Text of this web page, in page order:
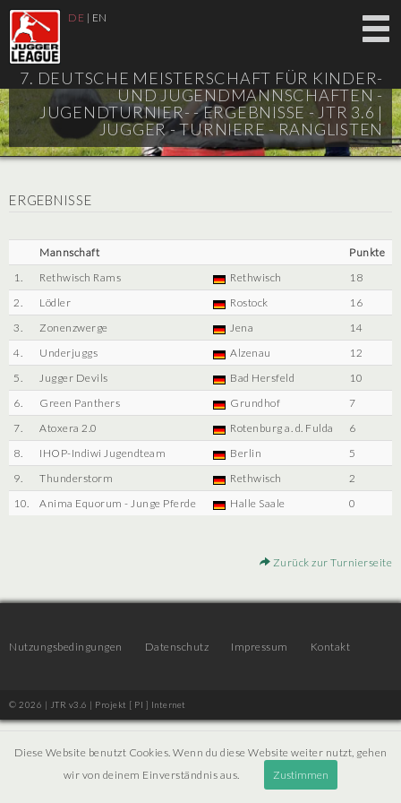
DE | EN
7. DEUTSCHE MEISTERSCHAFT FÜR KINDER-
UND JUGENDMANNSCHAFTEN -
JUGENDTURNIER- - ERGEBNISSE - JTR 3.6 |
JUGGER - TURNIERE - RANGLISTEN
ERGEBNISSE
Mannschaft
Punkte
1.
Rethwisch Rams Rethwisch
18
2.
Lödler Rostock
16
3.
Zonenzwerge Jena
14
4.
Underjuggs Alzenau
12
5.
Jugger Devils Bad Hersfeld
10
6.
Green Panthers Grundhof
7
7.
Atoxera 2.0 Rotenburg a. d. Fulda
6
8.
IHOP-Indiwi Jugendteam Berlin
5
9.
Thunderstorm Rethwisch
2
10.
Anima Equorum - Junge Pferde Halle Saale 0
Zurück zur Turnierseite
Nutzungsbedingungen Datenschutz Impressum Kontakt
© 2026 | JTR v3.6 | Projekt [ PI ] Internet
Diese Website benutzt Cookies. Wenn du diese Website weiter nutzt, gehen
wir von deinem Einverständnis aus.
Zustimmen